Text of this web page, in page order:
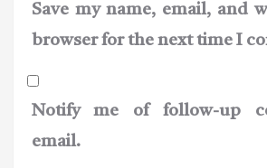
Save my name, email, and
browser for the next time I
Notify me of follow-up
email.